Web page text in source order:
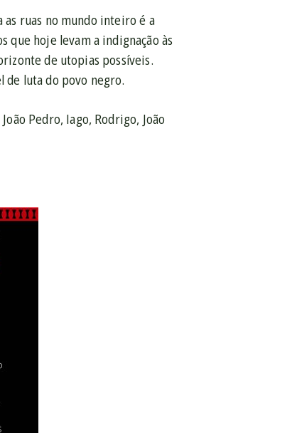
as ruas no mundo inteiro é a
que hoje levam a indignação às
de utopias possíveis.
de luta do povo negro.
Pedro, Iago, Rodrigo, João